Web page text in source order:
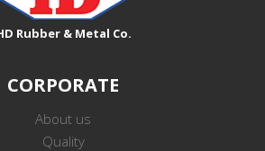
Rubber & Metal Co.
CORPORATE
About us
Quality